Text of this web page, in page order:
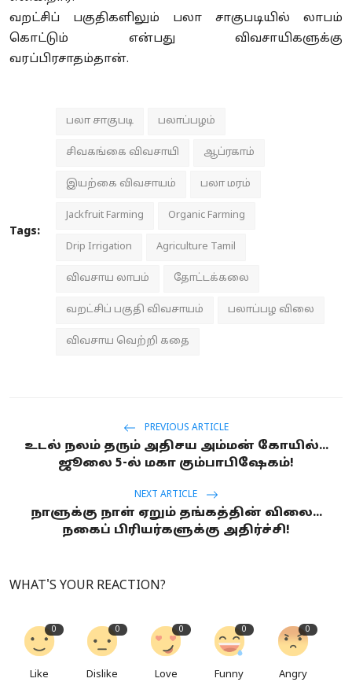
வறட்சிப் பகுதிகளிலும் பலா சாகுபடியில் லாபம்
கொட்டும் என்பது விவசாயிகளுக்கு
வரப்பிரசாதம்தான்.
Tags:
பலா சாகுபடி பலாப்பழம்
சிவகங்கை விவசாயி ஆப்ரகாம்
இயற்கை விவசாயம் பலா மரம்
Jackfruit Farming Organic Farming
Drip Irrigation Agriculture Tamil
விவசாய லாபம் தோட்டக்கலை
வறட்சிப் பகுதி விவசாயம் பலாப்பழ விலை
விவசாய வெற்றி கதை
PREVIOUS ARTICLE
உடல் நலம் தரும் அதிசய அம்மன் கோயில்...
ஜூலை 5-ல் மகா கும்பாபிஷேகம்!
NEXT ARTICLE
நாளுக்கு நாள் ஏறும் தங்கத்தின் விலை...
நகைப் பிரியர்களுக்கு அதிர்ச்சி!
WHAT'S YOUR REACTION?
0
Like
0
Dislike
0
Love
0
Funny
0
Angry